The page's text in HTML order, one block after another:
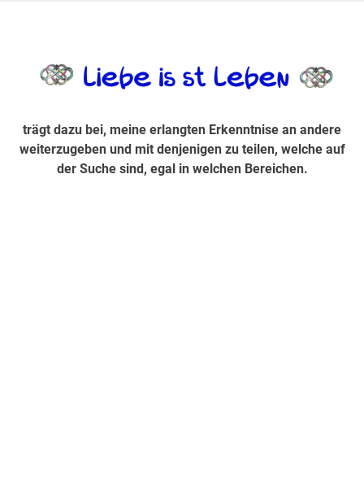
Suche sind, egal in welchen Bereichen.
trägt dazu bei, meine erlangten Erkenntnise an andere
weiterzugeben und mit denjenigen zu teilen, welche auf
der Suche sind, egal in welchen Bereichen.